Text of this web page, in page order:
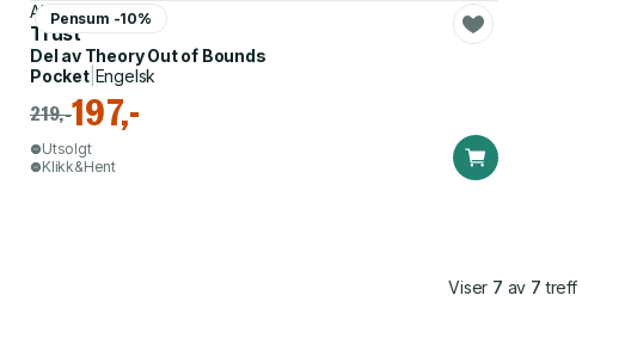
Pensum -10%
Alphonso Lingis
Trust
Del av Theory Out of Bounds
Pocket| Engelsk
219,-197,-
Utsolgt
Klikk&Hent
Viser 7 av 7 treff